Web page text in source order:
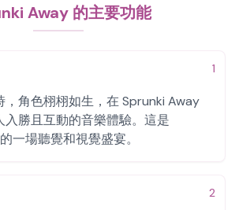
Away 的主要功能
1
，角色栩栩如生，在 Sprunki Away
入勝且互動的音樂體驗。這是
一場聽覺和視覺盛宴。
2